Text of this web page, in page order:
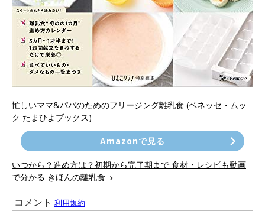
忙しいママ&パパのためのフリージング離乳食 (ベネッセ・ムッ
ク たまひよブックス)
Amazonで見る
いつから？進め方は？初期から完了期まで 食材・レシピも動画
で分かる きほんの離乳食